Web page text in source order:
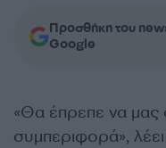
Προσθήκη του
Google
«Θα έπρεπε να μας
συμπεριφορά»,